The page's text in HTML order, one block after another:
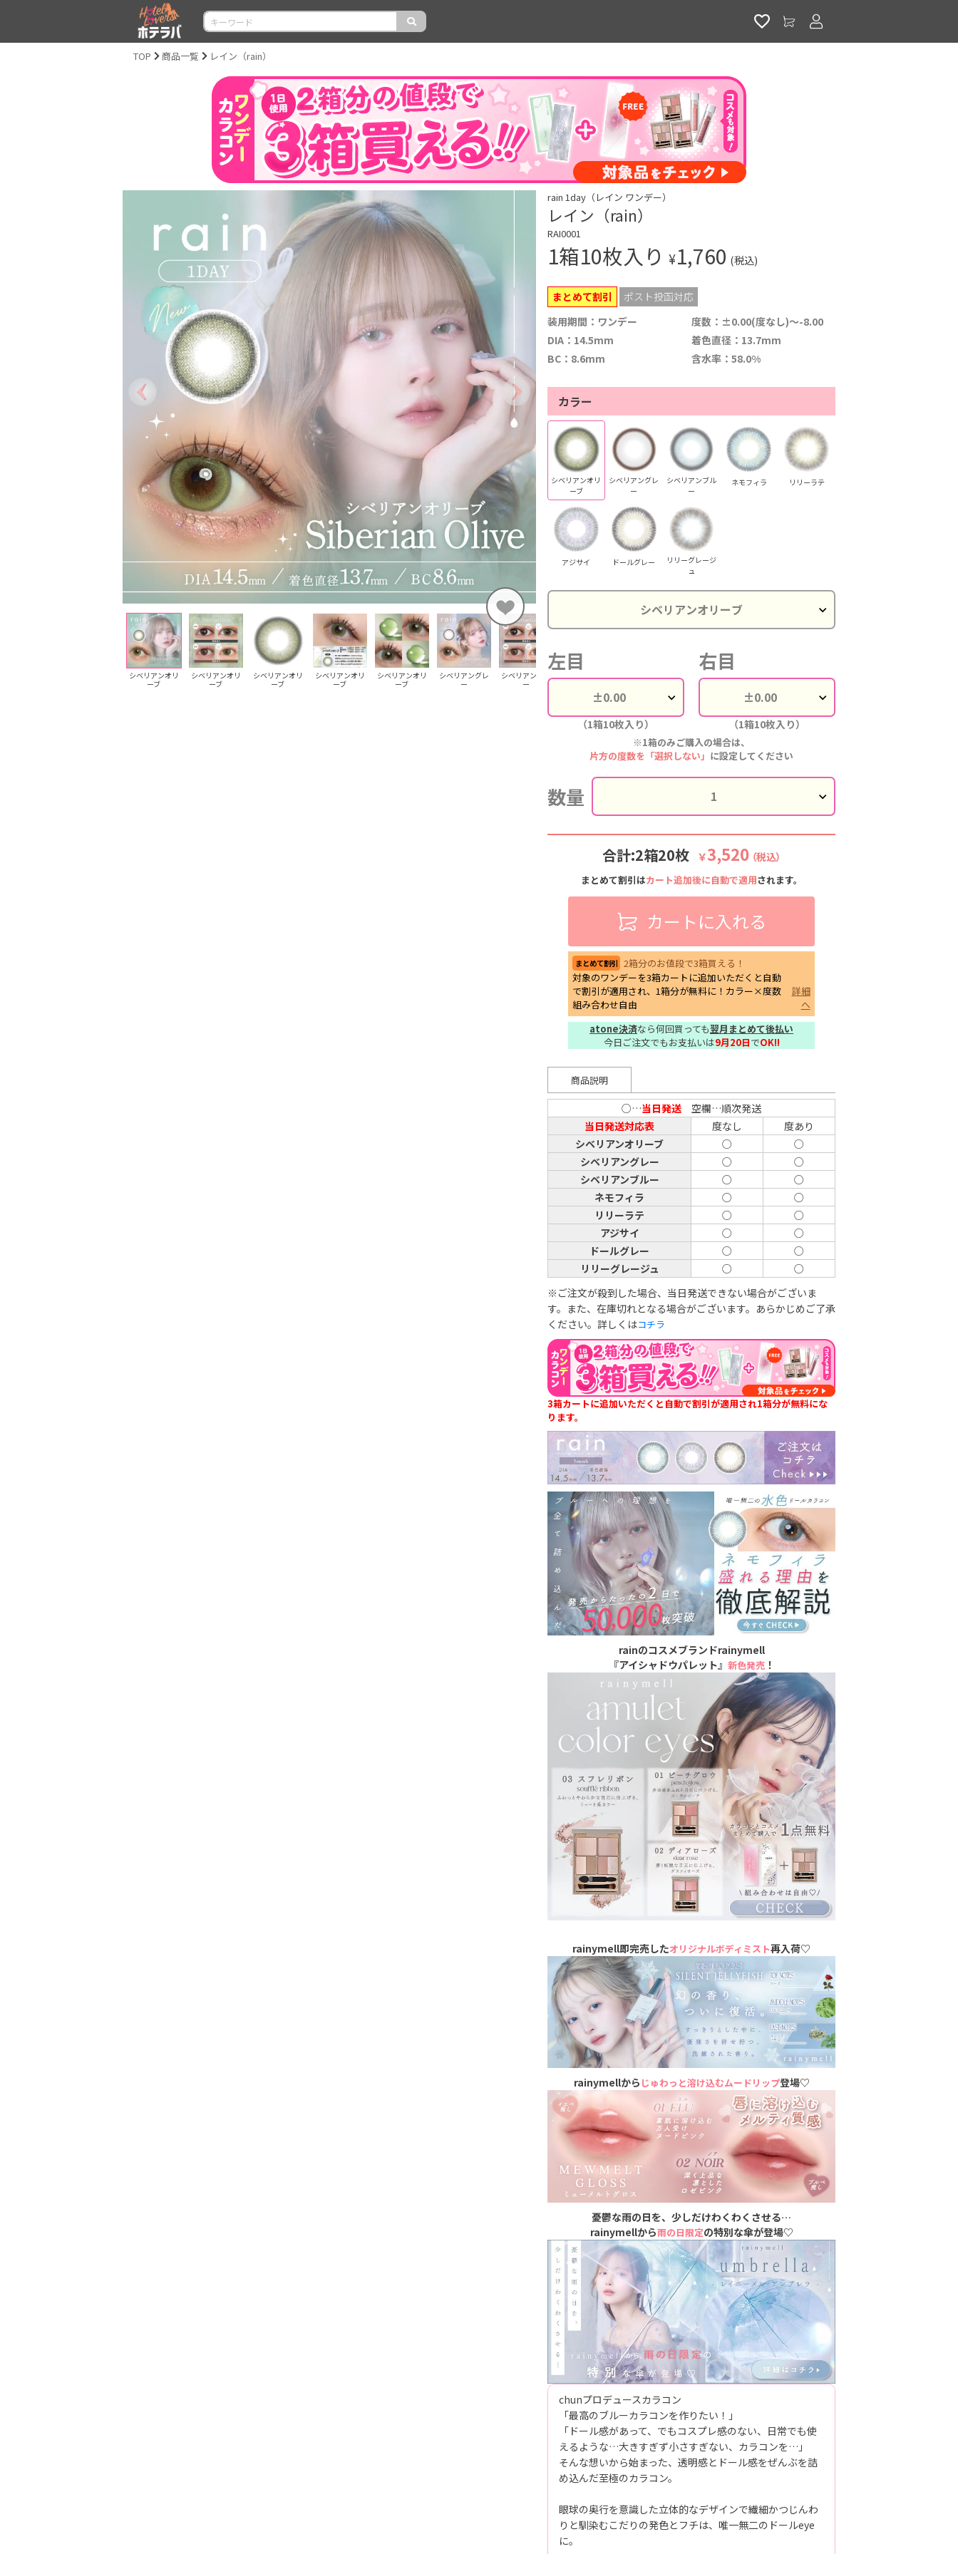
TOP 商品一覧 レイン（rain）
シベリアンオリ
ーブ
シベリアンオリ
ーブ
シベリアンオリ
ーブ
シベリアンオリ
ーブ
シベリアンオリ
ーブ
シベリアングレ
ー
シベリアングレ
ー
シベリアングレ
シベリアングレ
シベリアングレ
シベリアングレ
シベリアンブル
ー
rain 1day（レイン ワンデー）
レイン（rain）
RAI0001
1箱10枚入り ¥1,760 (税込)
まとめて割引
ポスト投函対応
装用期間：ワンデー
度数：±0.00(度なし)～-8.00
DIA：14.5mm
着色直径：13.7mm
BC：8.6mm
含水率：58.0%
カラー
シベリアンオリ
ーブ
シベリアングレ
ー
シベリアンブル
ー
ネモフィラ リリーラテ
アジサイ ドールグレー
リリーグレージ
ュ
左目
（1箱10枚入り）
右目
（1箱10枚入り）
※1箱のみご購入の場合は、
片方の度数を「選択しない」 に設定してください
数量
合計:2箱20枚 ￥3,520 （税込）
まとめて割引はカート追加後に自動で適用されます。
カートに入れる
まとめて割引 2箱分のお値段で3箱買える！
対象のワンデーを3箱カートに追加いただくと自動
で割引が適用され、1箱分が無料に！カラー×度数
組み合わせ自由
詳細
へ
atone決済なら何回買っても翌月まとめて後払い
今日ご注文でもお支払いは9月20日でOK!!
商品説明
○…当日発送 空欄…順次発送
当日発送対応表
度なし
度あり
シベリアンオリーブ
○
○
シベリアングレー
○
○
シベリアンブルー
○
○
ネモフィラ
○
○
リリーラテ
○
○
アジサイ
○
○
ドールグレー
○
○
リリーグレージュ
○
○
※ご注文が殺到した場合、当日発送できない場合がございま
す。また、在庫切れとなる場合がございます。あらかじめご了承
ください。詳しくはコチラ
3箱カートに追加いただくと自動で割引が適用され1箱分が無料にな
ります。
rainのコスメブランドrainymell
『アイシャドウパレット』 新色発売！
rainymell即完売したオリジナルボディミスト再入荷♡
rainymellから じゅわっと溶け込むムードリップ登場♡
憂鬱な雨の日を、少しだけわくわくさせる…
rainymellから雨の日限定の特別な傘が登場♡
chunプロデュースカラコン
「最高のブルーカラコンを作りたい！」
「ドール感があって、でもコスプレ感のない、日常でも使
えるような…大きすぎず小さすぎない、カラコンを…」
そんな想いから始まった、透明感とドール感をぜんぶを詰
め込んだ至極のカラコン。
眼球の奥行を意識した立体的なデザインで繊細かつじんわ
りと馴染むこだりの発色とフチは、唯一無二のドールeye
に。